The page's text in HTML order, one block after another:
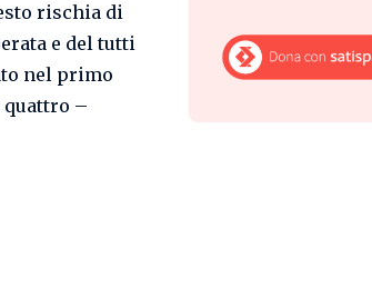
rischia di
e del tutti
nel primo
quattro –